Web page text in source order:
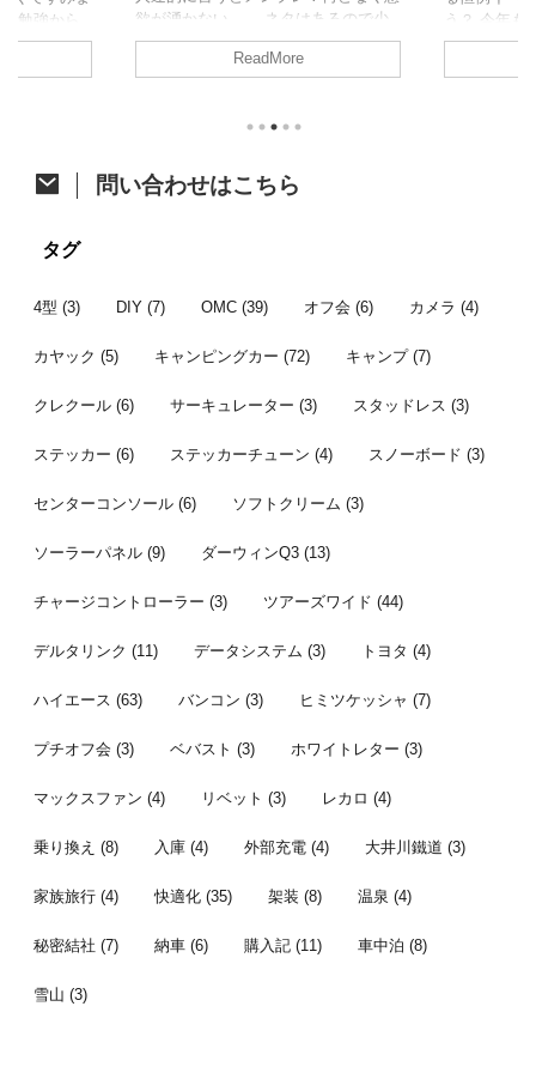
勉強から
久しぶりの
参加者は
恵まれた
いし花が咲
欲が湧かない。。 ネタはあるので少
しずつ頑張って消化に励みます！ さ
て、今回はジャパンキャンピングカー
ジャパンキャンピングカーショーでア
ちらっと触れた前回の記事のとおりで
す。 レール購入から時間が開きまし
ReadMore
う？ 今年も
た。 今年は
問い合わせはこちら
タグ
4型 (3) DIY (7) OMC (39) オフ会 (6) カメラ (4)
カヤック (5) キャンピングカー (72) キャンプ(7)
クレクール (6) サーキュレーター (3) スタッドレス (3)
ステッカー (6) ステッカーチューン (4) スノーボード (3)
センターコンソール (6) ソフトクリーム (3)
ソーラーパネル (9) ダーウィンQ3 (13)
チャージコントローラー (3) ツアーズワイド (44)
デルタリンク (11) データシステム (3) トヨタ (4)
ハイエース (63) バンコン (3) ヒミツケッシャ (7)
プチオフ会 (3) ベバスト (3) ホワイトレター (3)
マックスファン (4) リベット (3) レカロ (4)
乗り換え (8) 入庫 (4) 外部充電 (4) 大井川鐵道 (3)
家族旅行 (4) 快適化 (35) 架装 (8) 温泉 (4)
秘密結社 (7) 納車 (6) 購入記 (11) 車中泊 (8)
雪山 (3)